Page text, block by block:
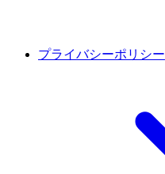
プライバシーポリシー